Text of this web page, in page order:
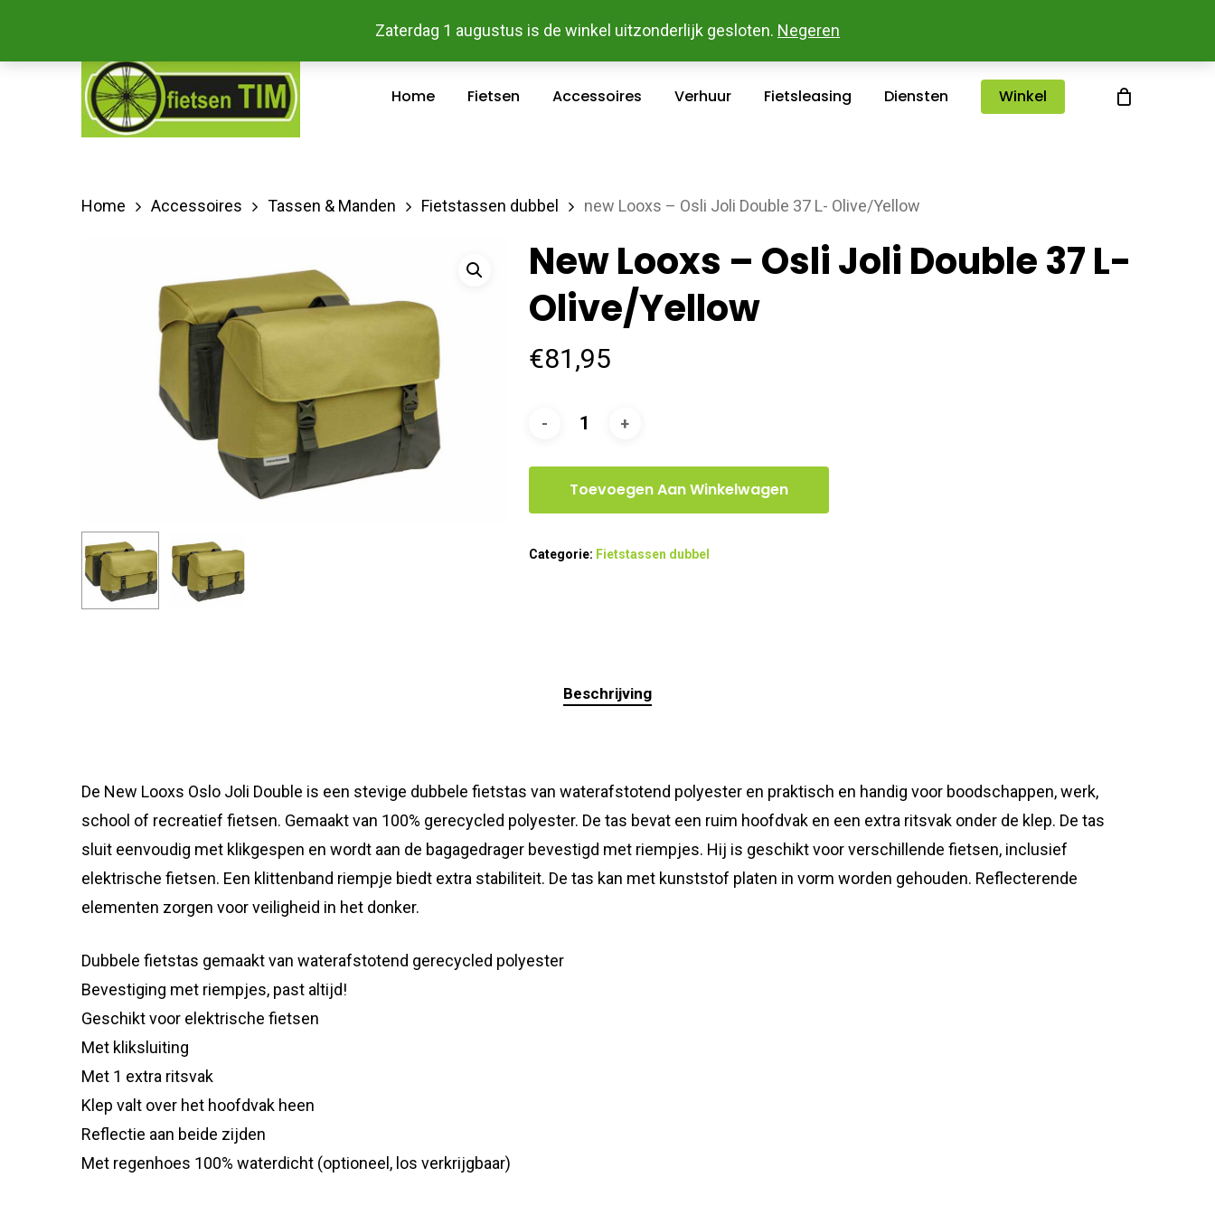
Zaterdag 1 augustus is de winkel uitzonderlijk gesloten. Negeren
Bestel En Betaal Makkelijk Online - Gratis Levering In Groot Kasterlee
Home Fietsen Accessoires Verhuur Fietsleasing Diensten Winkel
Home Accessoires Tassen & Manden Fietstassen dubbel new Looxs – Osli Joli Double 37 L- Olive/Yellow
New Looxs – Osli Joli Double 37 L-
Olive/Yellow
€81,95
Toevoegen Aan Winkelwagen
Categorie: Fietstassen dubbel
Beschrijving
De New Looxs Oslo Joli Double is een stevige dubbele fietstas van waterafstotend polyester en praktisch en handig voor boodschappen, werk,
school of recreatief fietsen. Gemaakt van 100% gerecycled polyester. De tas bevat een ruim hoofdvak en een extra ritsvak onder de klep. De tas
sluit eenvoudig met klikgespen en wordt aan de bagagedrager bevestigd met riempjes. Hij is geschikt voor verschillende fietsen, inclusief
elektrische fietsen. Een klittenband riempje biedt extra stabiliteit. De tas kan met kunststof platen in vorm worden gehouden. Reflecterende
elementen zorgen voor veiligheid in het donker.
Dubbele fietstas gemaakt van waterafstotend gerecycled polyester
Bevestiging met riempjes, past altijd!
Geschikt voor elektrische fietsen
Met kliksluiting
Met 1 extra ritsvak
Klep valt over het hoofdvak heen
Reflectie aan beide zijden
Met regenhoes 100% waterdicht (optioneel, los verkrijgbaar)